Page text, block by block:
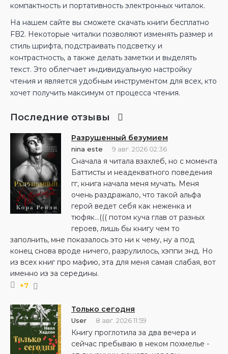
компактность и портативность электронных читалок.
На нашем сайте вы сможете скачать книги бесплатно
FB2. Некоторые читалки позволяют изменять размер и
стиль шрифта, подстраивать подсветку и
контрастность, а также делать заметки и выделять
текст. Это облегчает индивидуальную настройку
чтения и является удобным инструментом для всех, кто
хочет получить максимум от процесса чтения.
Последние отзывы
Разрушенный безумием
nina este 9 авг. 2026 02:36
Сначала я читала взахлеб, но с момента
Баттисты и неадекватного поведения
гг, книга начала меня мучать. Меня
очень раздражало, что такой альфа
герой ведет себя как неженка и
тюфяк…((( потом куча глав от разных
героев, лишь бы книгу чем то
заполнить, мне показалось это ни к чему, ну а под
конец снова вроде ничего, разрулилось, хэппи энд. Но
из всех книг про мафию, эта для меня самая слабая, вот
именно из за середины.
+7
Только сегодня
User 8 авг. 2026 11:59
Книгу проглотила за два вечера и
сейчас пребываю в неком похмелье -